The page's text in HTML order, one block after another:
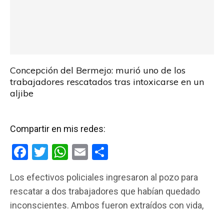
Concepción del Bermejo: murió uno de los
trabajadores rescatados tras intoxicarse en un
aljibe
Compartir en mis redes:
F
ce
b
T
tt
er
W
at
s
E
ail m
p
Los efectivos policiales ingresaron al pozo para
rescatar a dos trabajadores que habían quedado
inconscientes. Ambos fueron extraídos con vida,